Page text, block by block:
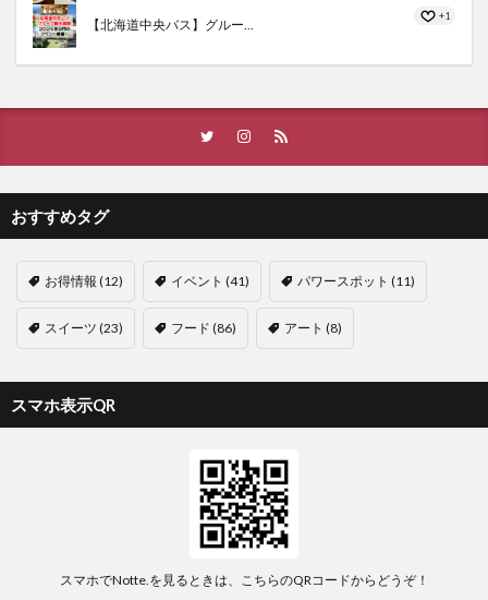
【北海道中央バス】グルー...
+1
おすすめタグ
お得情報 (12) イベント (41) パワースポット (11)
スイーツ (23) フード (86) アート (8)
スマホ表示QR
スマホでNotte.を見るときは、こちらのQRコードからどうぞ！